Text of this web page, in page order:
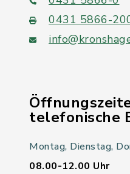
0431 5866-
telefonische
Montag, Dienstag,
08.00-12.00 Uhr